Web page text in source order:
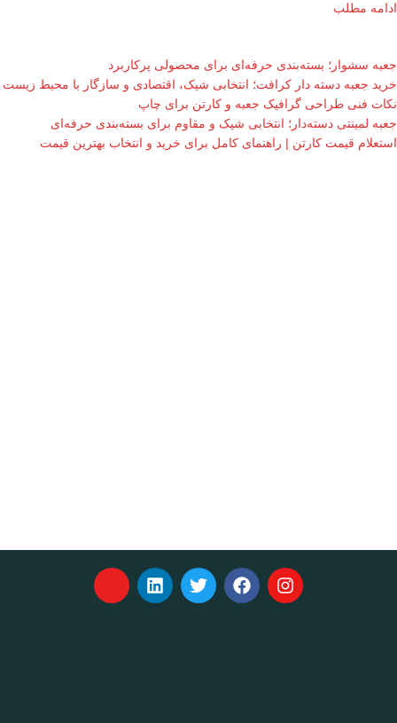
ادامه مطلب
جعبه سشوار؛ بسته‌بندی حرفه‌ای برای محصولی پرکاربرد
خرید جعبه دسته دار کرافت؛ انتخابی شیک، اقتصادی و سازگار با محیط زیست
نکات فنی طراحی گرافیک جعبه و کارتن برای چاپ
جعبه لمینتی دسته‌دار؛ انتخابی شیک و مقاوم برای بسته‌بندی حرفه‌ای
استعلام قیمت کارتن | راهنمای کامل برای خرید و انتخاب بهترین قیمت